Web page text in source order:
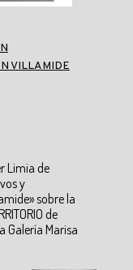
VILLAMIDE
Limia de
y
sobre la
de
Galería Marisa